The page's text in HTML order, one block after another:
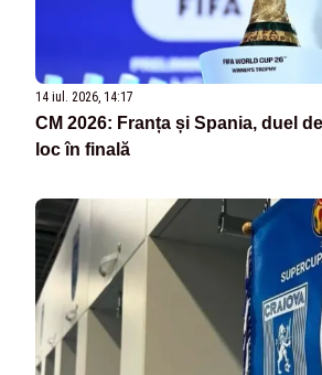
14 iul. 2026, 14:17
CM 2026: Franța și Spania, duel
loc în finală